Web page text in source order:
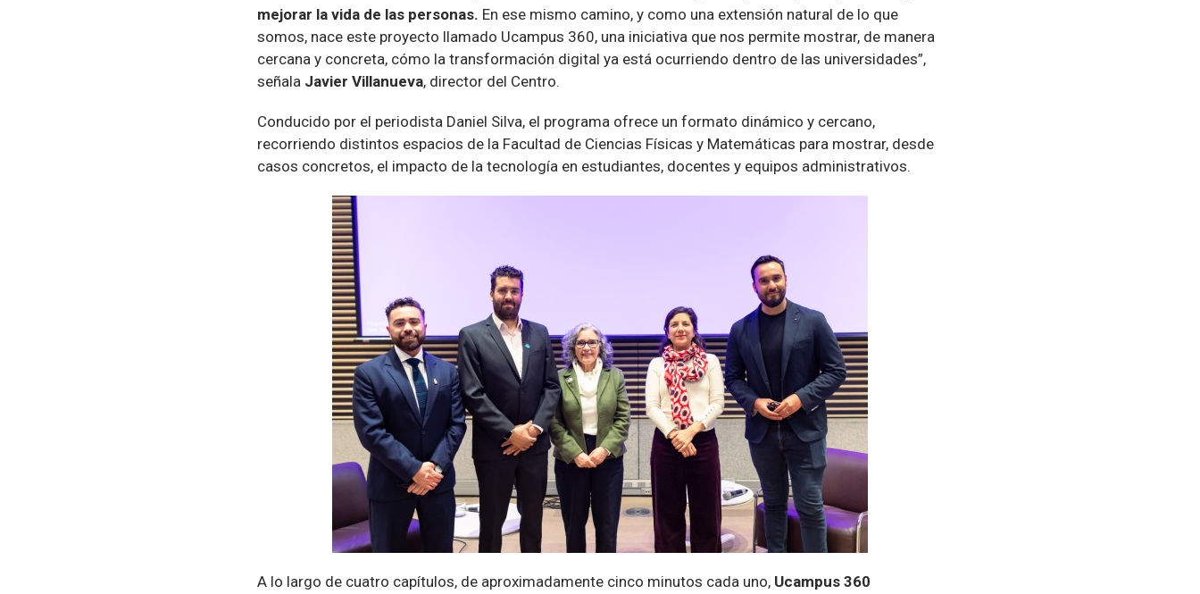
mejorar la vida de las personas. En ese mismo camino, y como una extensión natural de lo que
somos, nace este proyecto llamado Ucampus 360, una iniciativa que nos permite mostrar, de manera
cercana y concreta, cómo la transformación digital ya está ocurriendo dentro de las universidades”,
señala Javier Villanueva, director del Centro.
Conducido por el periodista Daniel Silva, el programa ofrece un formato dinámico y cercano,
recorriendo distintos espacios de la Facultad de Ciencias Físicas y Matemáticas para mostrar, desde
casos concretos, el impacto de la tecnología en estudiantes, docentes y equipos administrativos.
A lo largo de cuatro capítulos, de aproximadamente cinco minutos cada uno, Ucampus 360